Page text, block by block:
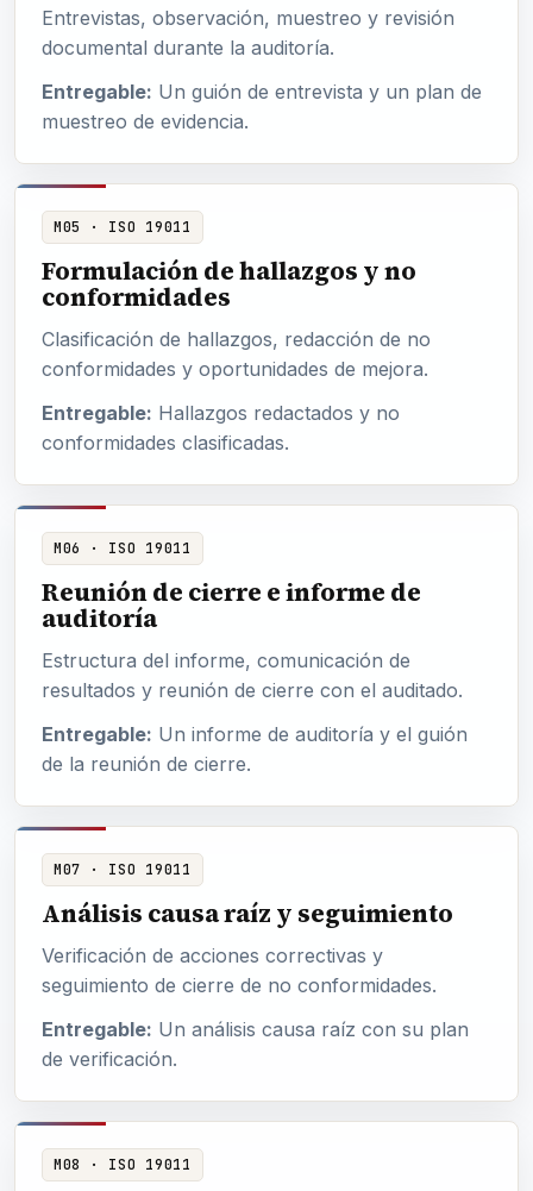
Entrevistas, observación, muestreo y revisión
documental durante la auditoría.
Entregable: Un guión de entrevista y un plan de
muestreo de evidencia.
M05 · ISO 19011
Formulación de hallazgos y no
conformidades
Clasificación de hallazgos, redacción de no
conformidades y oportunidades de mejora.
Entregable: Hallazgos redactados y no
conformidades clasificadas.
M06 · ISO 19011
Reunión de cierre e informe de
auditoría
Estructura del informe, comunicación de
resultados y reunión de cierre con el auditado.
Entregable: Un informe de auditoría y el guión
de la reunión de cierre.
M07 · ISO 19011
Análisis causa raíz y seguimiento
Verificación de acciones correctivas y
seguimiento de cierre de no conformidades.
Entregable: Un análisis causa raíz con su plan
de verificación.
M08 · ISO 19011